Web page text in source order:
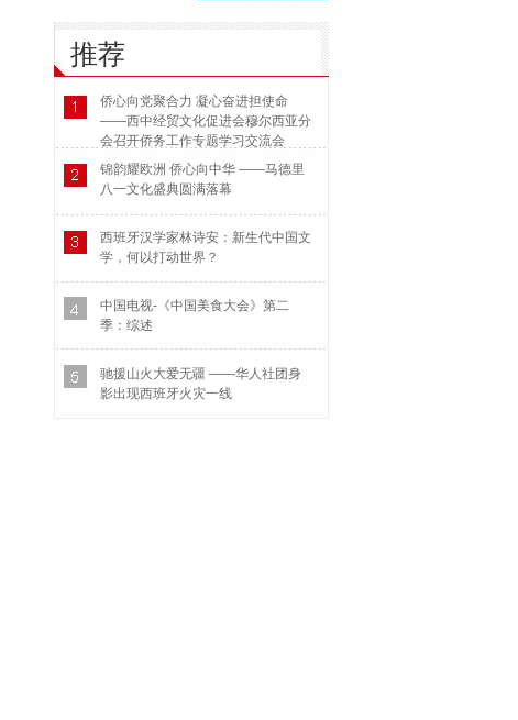
推荐
侨心向党聚合力 凝心奋进担使命
——西中经贸文化促进会穆尔西亚分
会召开侨务工作专题学习交流会
锦韵耀欧洲 侨心向中华 ——马德里
八一文化盛典圆满落幕
西班牙汉学家林诗安：新生代中国文
学，何以打动世界？
中国电视-《中国美食大会》第二
季：综述
驰援山火大爱无疆 ——华人社团身
影出现西班牙火灾一线